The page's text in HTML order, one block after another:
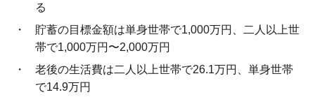
る
貯蓄の目標金額は単身世帯で1,000万円、二人以上世
帯で1,000万円〜2,000万円
老後の生活費は二人以上世帯で26.1万円、単身世帯
で14.9万円